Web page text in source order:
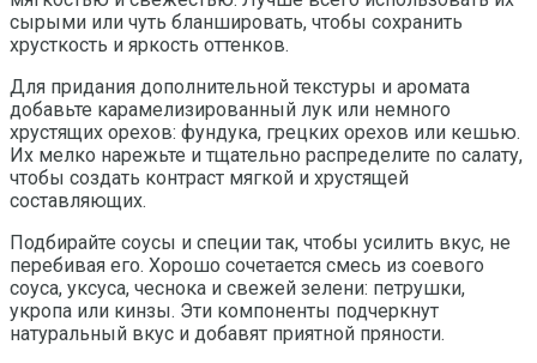
сырыми или чуть бланшировать, чтобы сохранить
хрусткость и яркость оттенков.
Для придания дополнительной текстуры и аромата
добавьте карамелизированный лук или немного
хрустящих орехов: фундука, грецких орехов или кешью.
Их мелко нарежьте и тщательно распределите по салату,
чтобы создать контраст мягкой и хрустящей
составляющих.
Подбирайте соусы и специи так, чтобы усилить вкус, не
перебивая его. Хорошо сочетается смесь из соевого
соуса, уксуса, чеснока и свежей зелени: петрушки,
укропа или кинзы. Эти компоненты подчеркнут
натуральный вкус и добавят приятной пряности.